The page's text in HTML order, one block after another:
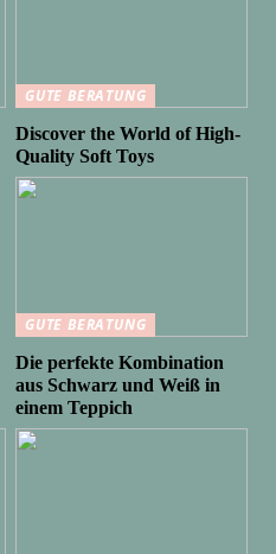
GUTE BERATUNG
Discover the World of High-
Quality Soft Toys
GUTE BERATUNG
Die perfekte Kombination
aus Schwarz und Weiß in
einem Teppich